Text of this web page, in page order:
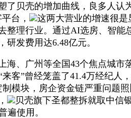
贝壳的增加曲线，良多人认
台，
这两大营业的增速很
整理行业。通过AI选房、智能
研发费用达6.48亿元。
、广州等全国43个焦点城市
客”曾经笼盖了41.4万经纪人
制模块，房企资金链严重问题
贝壳旗下圣都整拆就取中信
遍使用。